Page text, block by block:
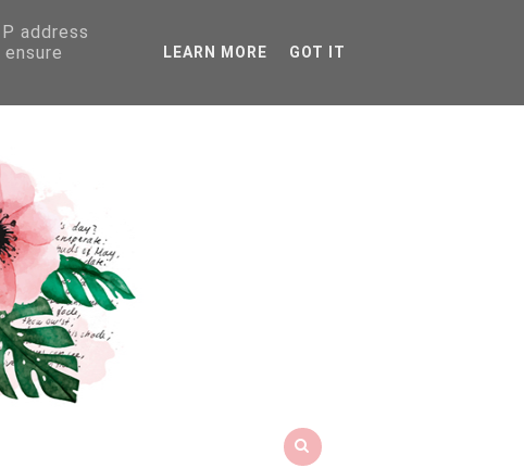
address
LEARN MORE GOT IT